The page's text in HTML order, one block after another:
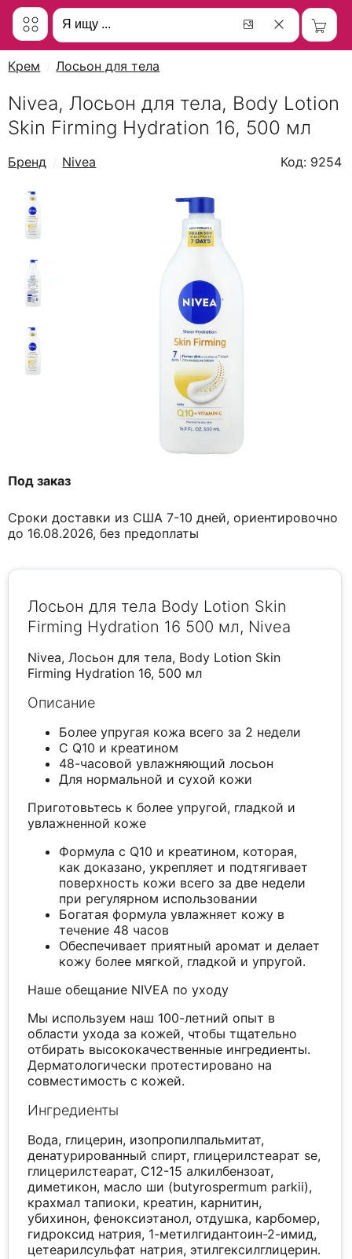
Крем Лосьон для тела
Nivea, Лосьон для тела, Body Lotion
Skin Firming Hydration 16, 500 мл
Бренд Nivea Код: 9254
Под заказ
Сроки доставки из США 7-10 дней, ориентировочно
до 16.08.2026, без предоплаты
Лосьон для тела Body Lotion Skin
Firming Hydration 16 500 мл, Nivea
Nivea, Лосьон для тела, Body Lotion Skin
Firming Hydration 16, 500 мл
Описание
Более упругая кожа всего за 2 недели
С Q10 и креатином
48-часовой увлажняющий лосьон
Для нормальной и сухой кожи
Приготовьтесь к более упругой, гладкой и
увлажненной коже
Формула с Q10 и креатином, которая,
как доказано, укрепляет и подтягивает
поверхность кожи всего за две недели
при регулярном использовании
Богатая формула увлажняет кожу в
течение 48 часов
Обеспечивает приятный аромат и делает
кожу более мягкой, гладкой и упругой.
Наше обещание NIVEA по уходу
Мы используем наш 100-летний опыт в
области ухода за кожей, чтобы тщательно
отбирать высококачественные ингредиенты.
Дерматологически протестировано на
совместимость с кожей.
Ингредиенты
Вода, глицерин, изопропилпальмитат,
денатурированный спирт, глицерилстеарат se,
глицерилстеарат, C12-15 алкилбензоат,
диметикон, масло ши (butyrospermum parkii),
крахмал тапиоки, креатин, карнитин,
убихинон, феноксиэтанол, отдушка, карбомер,
гидроксид натрия, 1-метилгидантоин-2-имид,
цетеарилсульфат натрия, этилгексилглицерин.